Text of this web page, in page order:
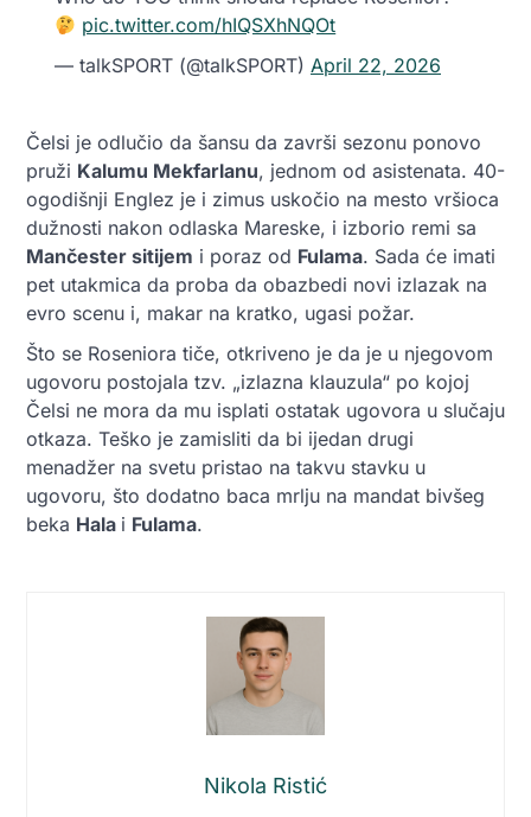
pic.twitter.com/hIQSXhNQOt
— talkSPORT (@talkSPORT) April 22, 2026
Čelsi je odlučio da šansu da završi sezonu ponovo
pruži Kalumu Mekfarlanu, jednom od asistenata. 40-
ogodišnji Englez je i zimus uskočio na mesto vršioca
dužnosti nakon odlaska Mareske, i izborio remi sa
Mančester sitijem i poraz od Fulama. Sada će imati
pet utakmica da proba da obazbedi novi izlazak na
evro scenu i, makar na kratko, ugasi požar.
Što se Roseniora tiče, otkriveno je da je u njegovom
ugovoru postojala tzv. „izlazna klauzula“ po kojoj
Čelsi ne mora da mu isplati ostatak ugovora u slučaju
otkaza. Teško je zamisliti da bi ijedan drugi
menadžer na svetu pristao na takvu stavku u
ugovoru, što dodatno baca mrlju na mandat bivšeg
beka Hala i Fulama.
Nikola Ristić